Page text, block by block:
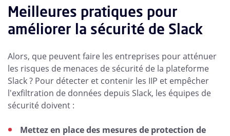
Meilleures pratiques pour
améliorer la sécurité de Slack
Alors, que peuvent faire les entreprises pour atténuer
les risques de menaces de sécurité de la plateforme
Slack ? Pour détecter et contenir les IIP et empêcher
l'exfiltration de données depuis Slack, les équipes de
sécurité doivent :
Mettez en place des mesures de protection de